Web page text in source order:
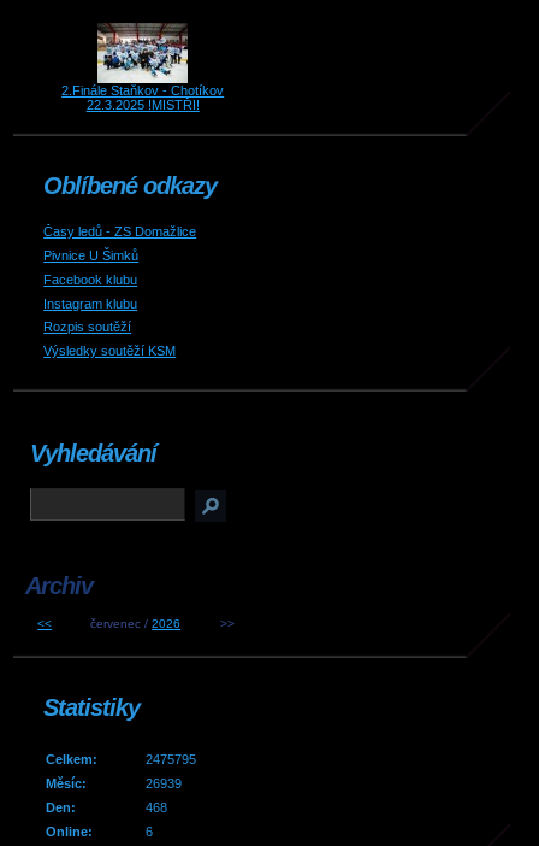
2.Finále Staňkov - Chotíkov
22.3.2025 !MISTŘI!
Oblíbené odkazy
Časy ledů - ZS Domažlice
Pivnice U Šimků
Facebook klubu
Instagram klubu
Rozpis soutěží
Výsledky soutěží KSM
Vyhledávání
Archiv
<< červenec /2026 >>
Statistiky
Online: 6
Celkem:
2475795
Měsíc:
26939
Den:
468